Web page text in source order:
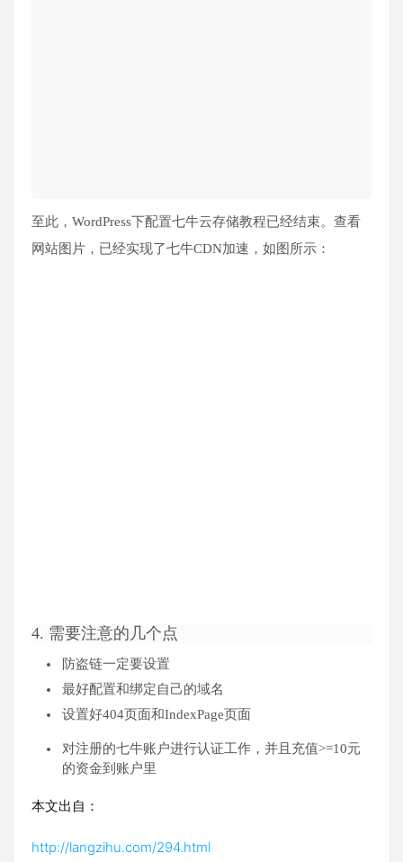
至此，WordPress下配置七牛云存储教程已经结束。查看
网站图片，已经实现了七牛CDN加速，如图所示：
4. 需要注意的几个点
防盗链一定要设置
最好配置和绑定自己的域名
设置好404页面和IndexPage页面
对注册的七牛账户进行认证工作，并且充值>=10元
的资金到账户里
本文出自：
http://langzihu.com/294.html